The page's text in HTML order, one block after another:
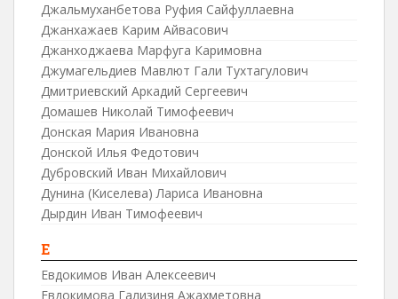
Джальмуханбетова Руфия Сайфуллаевна
Джанхажаев Карим Айвасович
Джанходжаева Марфуга Каримовна
Джумагельдиев Мавлют Гали Тухтагулович
Дмитриевский Аркадий Сергеевич
Домашев Николай Тимофеевич
Донская Мария Ивановна
Донской Илья Федотович
Дубровский Иван Михайлович
Дунина (Киселева) Лариса Ивановна
Дырдин Иван Тимофеевич
Е
Евдокимов Иван Алексеевич
Евдокимова Гализиня Ажахметовна